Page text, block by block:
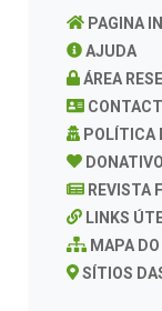
PAGINA
AJUDA
ÁREA
POLÍTICA
REVISTA
LINKS
MAPA
SÍTIOS